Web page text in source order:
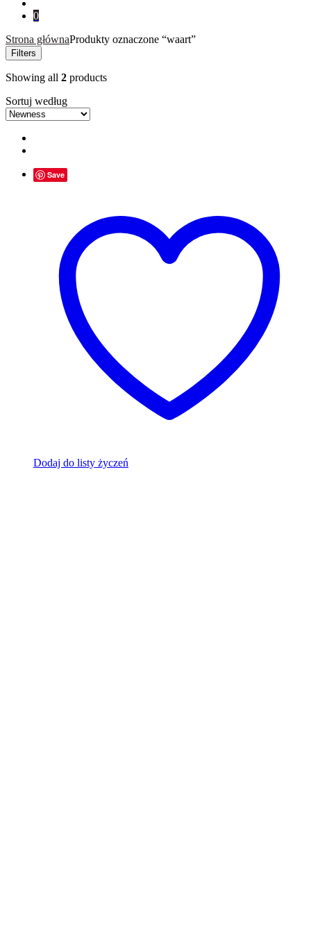
0
Strona głównaProdukty oznaczone “waart”
Filters
Showing all 2 products
Sortuj według
Save
Dodaj do listy życzeń